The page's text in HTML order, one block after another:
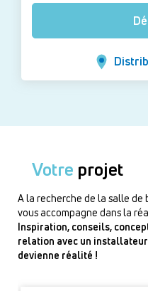
Votre projet
A la recherche de la salle de
vous accompagne dans la
Inspiration, conseils,
relation avec un
devienne réalité !